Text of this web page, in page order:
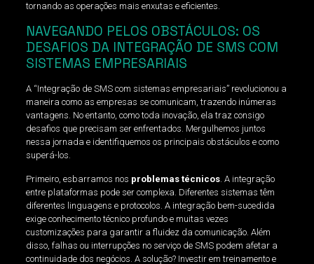
tornando as operações mais enxutas e eficientes.
NAVEGANDO PELOS OBSTÁCULOS: OS
DESAFIOS DA INTEGRAÇÃO DE SMS COM
SISTEMAS EMPRESARIAIS
A “Integração de SMS com sistemas empresariais” revolucionou a
maneira como as empresas se comunicam, trazendo inúmeras
vantagens. No entanto, como toda inovação, ela traz consigo
desafios que precisam ser enfrentados. Mergulhemos juntos
nessa jornada e identifiquemos os principais obstáculos e como
superá-los.
Primeiro, esbarramos nos problemas técnicos. A integração
entre plataformas pode ser complexa. Diferentes sistemas têm
diferentes linguagens e protocolos. A integração bem-sucedida
exige conhecimento técnico profundo e muitas vezes
customizações para garantir a fluidez da comunicação. Além
disso, falhas ou interrupções no serviço de SMS podem afetar a
continuidade dos negócios. A solução? Investir em treinamento e